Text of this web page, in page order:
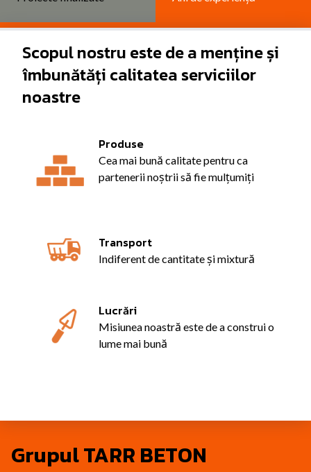
Scopul nostru este de a menține și
îmbunătăți calitatea serviciilor
noastre
Produse
Cea mai bună calitate pentru ca
partenerii noștrii să fie mulțumiți
Transport
Indiferent de cantitate și mixtură
Lucrări
Misiunea noastră este de a construi o
lume mai bună
Grupul TARR BETON